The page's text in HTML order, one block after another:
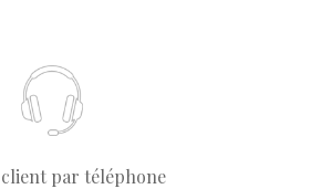
client par téléphone